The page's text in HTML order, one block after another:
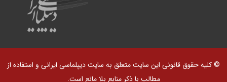
© کلیه حقوق قانونی این سایت متعلق به سایت دیپلماسی ایرانی و استفاده از
مطالب با ذکر منابع بلا مانع است.